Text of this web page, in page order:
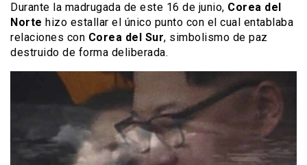
Durante la madrugada de este 16 de junio, Corea del
Norte hizo estallar el único punto con el cual entablaba
relaciones con Corea del Sur, simbolismo de paz
destruido de forma deliberada.